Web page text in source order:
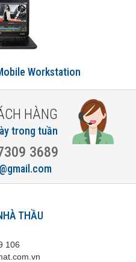
Workstation
HÀNG
trong tuần
3689
THẦU
106